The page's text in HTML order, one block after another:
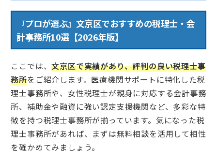
『プロが選ぶ』文京区でおすすめの税理士・会
計事務所10選【2026年版】
ここでは、文京区で実績があり、評判の良い税理士事
務所をご紹介します。医療機関サポートに特化した税
理士事務所や、女性税理士が親身に対応する会計事務
所、補助金や融資に強い認定支援機関など、多彩な特
徴を持つ税理士事務所が揃っています。気になった税
理士事務所があれば、まずは無料相談を活用して相性
を確かめてみましょう。